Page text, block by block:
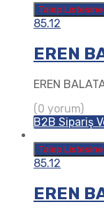
Talep Listesine
85.12
EREN
EREN
(0 yorum)
B2B Sipariş
Talep Listesine
85.12
EREN